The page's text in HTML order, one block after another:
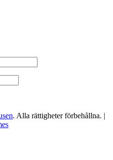
. Alla rättigheter förbehållna. |